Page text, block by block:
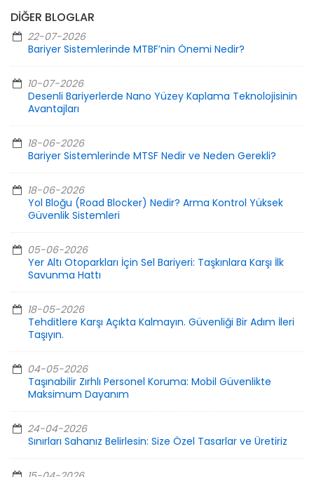
DIĞER BLOGLAR
22-07-2026
Bariyer Sistemlerinde MTBF’nin Önemi Nedir?
10-07-2026
Desenli Bariyerlerde Nano Yüzey Kaplama Teknolojisinin
Avantajları
18-06-2026
Bariyer Sistemlerinde MTSF Nedir ve Neden Gerekli?
18-06-2026
Yol Bloğu (Road Blocker) Nedir? Arma Kontrol Yüksek
Güvenlik Sistemleri
05-06-2026
Yer Altı Otoparkları İçin Sel Bariyeri: Taşkınlara Karşı İlk
Savunma Hattı
18-05-2026
Tehditlere Karşı Açıkta Kalmayın. Güvenliği Bir Adım İleri
Taşıyın.
04-05-2026
Taşınabilir Zırhlı Personel Koruma: Mobil Güvenlikte
Maksimum Dayanım
24-04-2026
Sınırları Sahanız Belirlesin: Size Özel Tasarlar ve Üretiriz